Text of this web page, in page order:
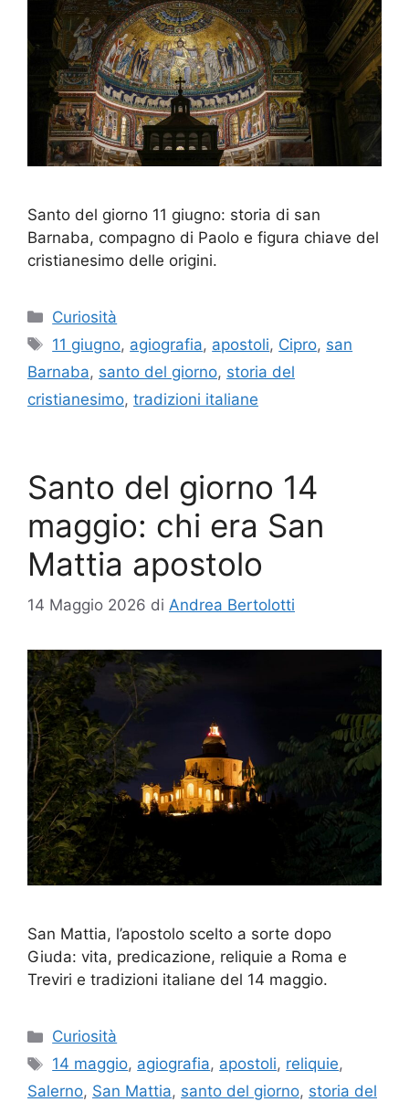
Santo del giorno 11 giugno: storia di san
Barnaba, compagno di Paolo e figura chiave del
cristianesimo delle origini.
Categorie
Curiosità
Tag
11 giugno, agiografia, apostoli, Cipro, san
Barnaba, santo del giorno, storia del
cristianesimo, tradizioni italiane
Santo del giorno 14
maggio: chi era San
Mattia apostolo
14 Maggio 2026 di Andrea Bertolotti
San Mattia, l’apostolo scelto a sorte dopo
Giuda: vita, predicazione, reliquie a Roma e
Treviri e tradizioni italiane del 14 maggio.
Categorie
Curiosità
Tag
14 maggio, agiografia, apostoli, reliquie,
Salerno, San Mattia, santo del giorno, storia del